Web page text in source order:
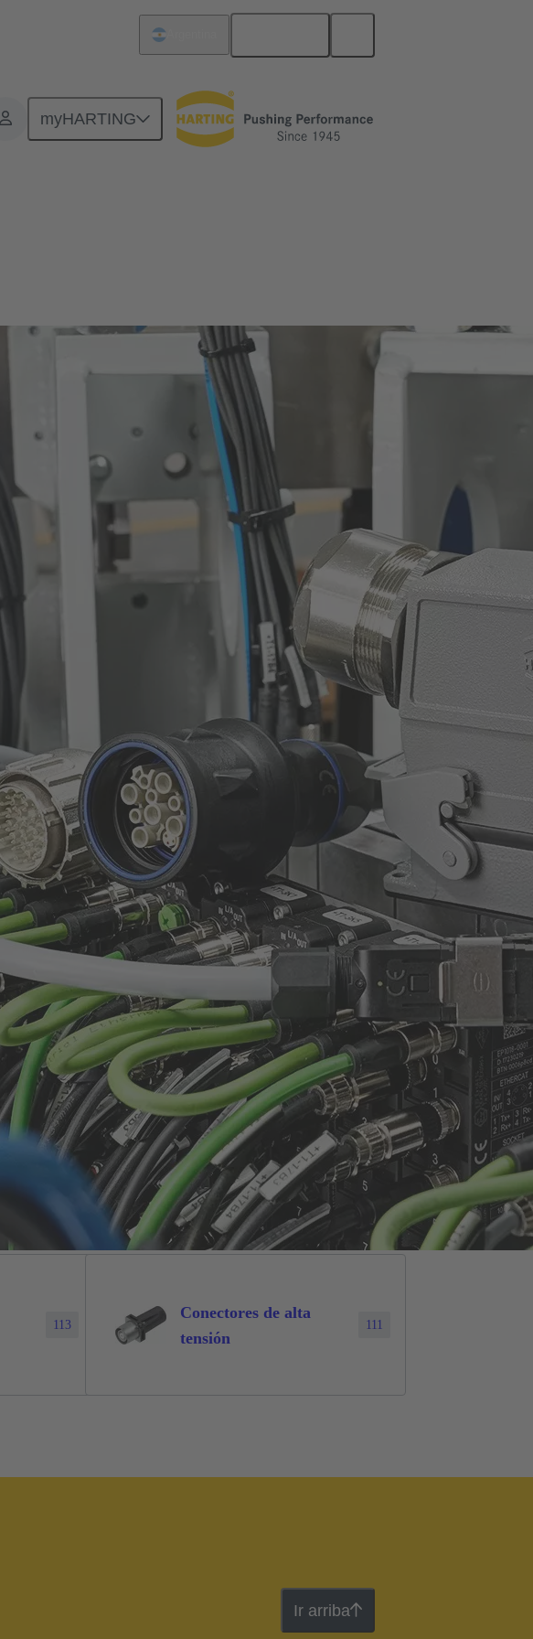
myHARTING
113
Conectores de alta
tensión
111
Ir arriba